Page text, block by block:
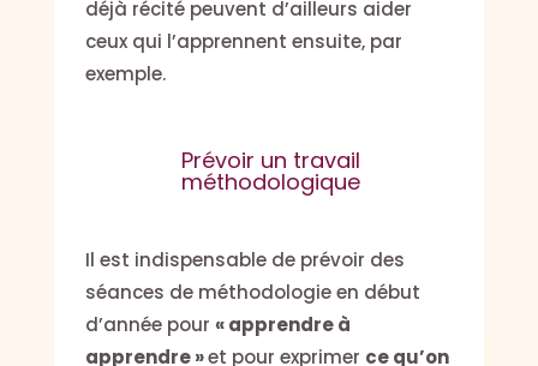
déjà récité peuvent d’ailleurs aider
ceux qui l’apprennent ensuite, par
exemple.
Prévoir un travail
méthodologique
Il est indispensable de prévoir des
séances de méthodologie en début
d’année pour « apprendre à
apprendre »et pour exprimer ce qu’on